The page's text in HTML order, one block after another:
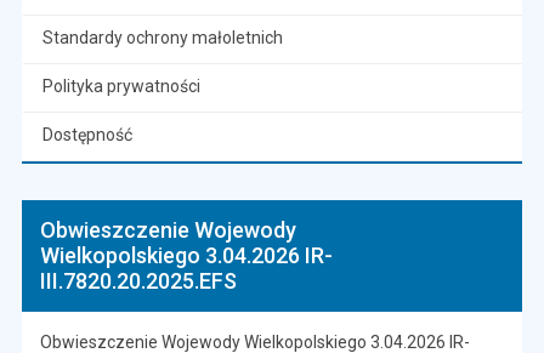
Standardy ochrony małoletnich
Polityka prywatności
Dostępność
Obwieszczenie Wojewody
Wielkopolskiego 3.04.2026 IR-
III.7820.20.2025.EFS
Obwieszczenie Wojewody Wielkopolskiego 3.04.2026 IR-